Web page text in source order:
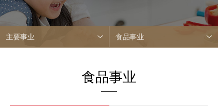
主要事业 食品事业
食品事业